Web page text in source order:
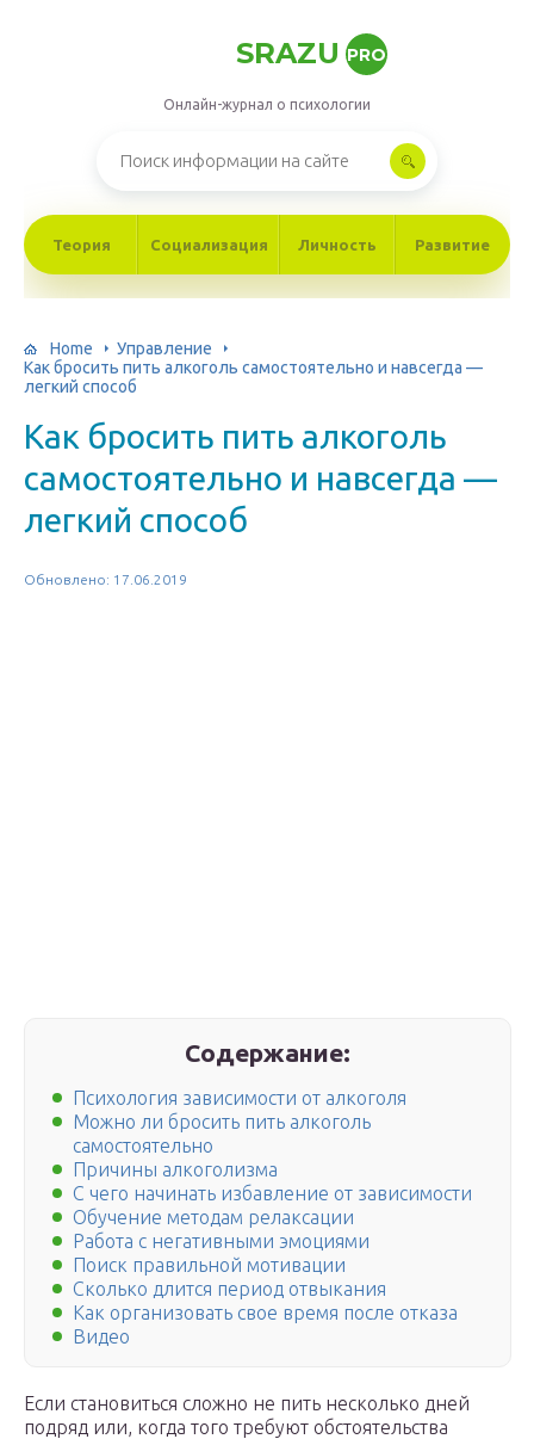
SRAZU PRO
Онлайн-журнал о психологии
Теория Социализация Личность Развитие
Home
Управление
Как бросить пить алкоголь самостоятельно и навсегда —
легкий способ
Как бросить пить алкоголь
самостоятельно и навсегда —
легкий способ
Обновлено: 17.06.2019
Содержание:
Психология зависимости от алкоголя
Можно ли бросить пить алкоголь
самостоятельно
Причины алкоголизма
С чего начинать избавление от зависимости
Обучение методам релаксации
Работа с негативными эмоциями
Поиск правильной мотивации
Сколько длится период отвыкания
Как организовать свое время после отказа
Видео
Если становиться сложно не пить несколько дней
подряд или, когда того требуют обстоятельства